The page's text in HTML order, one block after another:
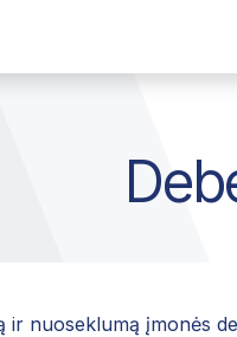
nuoseklumą įmonės